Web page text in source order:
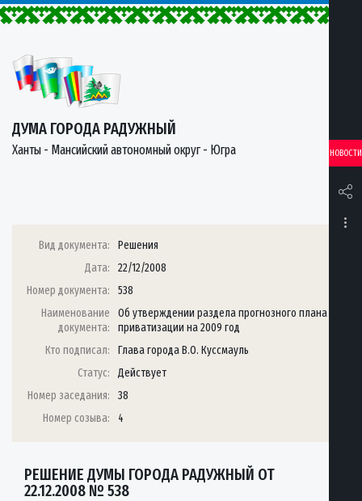
ДУМА ГОРОДА РАДУЖНЫЙ
Ханты - Мансийский автономный округ - Югра НОВОСТИ
Вид документа:
Решения
Дата:
22/12/2008
Номер документа:
538
Наименование
документа:
Об утверждении раздела прогнозного плана
приватизации на 2009 год
Кто подписал:
Глава города В.О. Куссмауль
Статус:
Действует
Номер заседания:
38
Номер созыва:
4
РЕШЕНИЕ ДУМЫ ГОРОДА РАДУЖНЫЙ ОТ
22.12.2008 № 538